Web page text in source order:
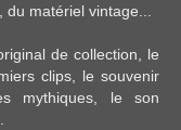
, du matériel vintage
de collection, le
clips, le souvenir
mythiques, le son